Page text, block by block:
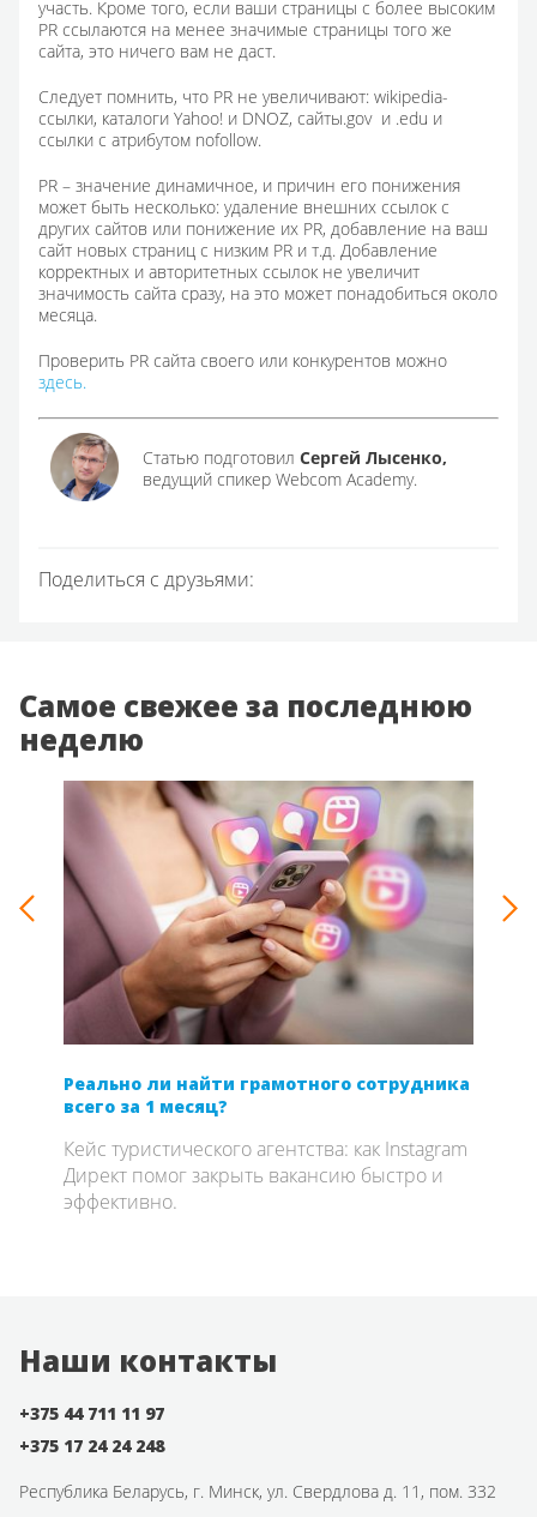
участь. Кроме того, если ваши страницы с более высоким
PR ссылаются на менее значимые страницы того же
сайта, это ничего вам не даст.
Следует помнить, что PR не увеличивают: wikipedia-
ссылки, каталоги Yahoo! и DNOZ, сайты.gov и .edu и
ссылки с атрибутом nofollow.
PR – значение динамичное, и причин его понижения
может быть несколько: удаление внешних ссылок с
других сайтов или понижение их PR, добавление на ваш
сайт новых страниц с низким PR и т.д. Добавление
корректных и авторитетных ссылок не увеличит
значимость сайта сразу, на это может понадобиться около
месяца.
Проверить PR сайта своего или конкурентов можно
здесь.
Статью подготовил Сергей Лысенко,
ведущий спикер Webcom Academy.
Поделиться с друзьями:
Самое свежее за последнюю
неделю
Реально ли найти грамотного сотрудника
всего за 1 месяц?
Кейс туристического агентства: как Instagram
Директ помог закрыть вакансию быстро и
эффективно.
Наши контакты
+375 44 711 11 97
+375 17 24 24 248
Республика Беларусь, г. Минск, ул. Свердлова д. 11, пом. 332